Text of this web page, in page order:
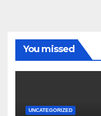
You missed
UNCATEGORIZED